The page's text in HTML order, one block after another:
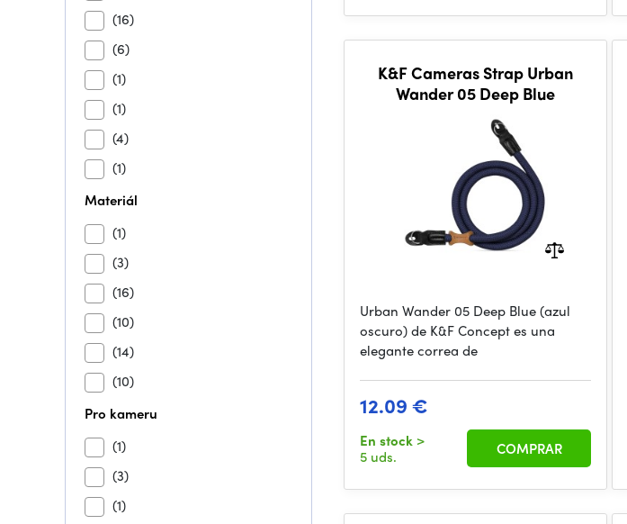
(16)
(6)
(1)
(1)
(4)
(1)
Materiál
(1)
(3)
(16)
(10)
(14)
(10)
Pro kameru
(1)
(3)
(1)
K&F Cameras Strap Urban
Wander 05 Deep Blue
Urban Wander 05 Deep Blue (azul
oscuro) de K&F Concept es una
elegante correa de
12.09 €
En stock >
5 uds.
COMPRAR